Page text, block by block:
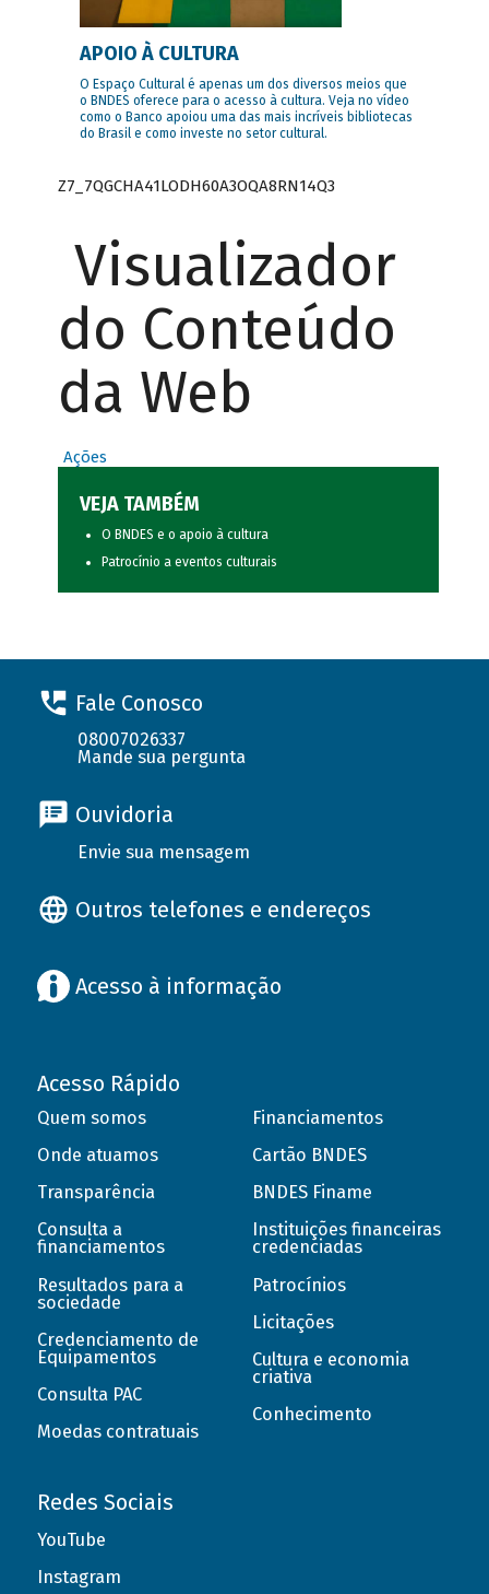
APOIO À CULTURA
O Espaço Cultural é apenas um dos diversos meios que
o BNDES oferece para o acesso à cultura. Veja no vídeo
como o Banco apoiou uma das mais incríveis bibliotecas
do Brasil e como investe no setor cultural.
Z7_7QGCHA41LODH60A3OQA8RN14Q3
Visualizador
do Conteúdo
da Web
Ações
VEJA TAMBÉM
O BNDES e o apoio à cultura
Patrocínio a eventos culturais
Fale Conosco
08007026337
Mande sua pergunta
Ouvidoria
Envie sua mensagem
Outros telefones e endereços
Acesso à informação
Acesso Rápido
Quem somos
Onde atuamos
Transparência
Consulta a
financiamentos
Resultados para a
sociedade
Credenciamento de
Equipamentos
Consulta PAC
Moedas contratuais
Financiamentos
Cartão BNDES
BNDES Finame
Instituições financeiras
credenciadas
Patrocínios
Licitações
Cultura e economia
criativa
Conhecimento
Redes Sociais
YouTube
Instagram